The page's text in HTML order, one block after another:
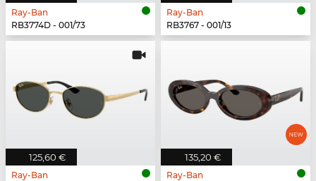
Ray-Ban
RB3774D - 001/73
Ray-Ban
RB3767 - 001/13
125,60 €
Ray-Ban
135,20 €
Ray-Ban